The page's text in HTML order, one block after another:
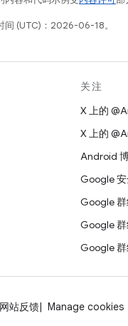
间 (UTC)：2026-06-18。
关注
X 上的
X 上的
Android
Google
Google
Google
Google
网站反馈 Manage cookies